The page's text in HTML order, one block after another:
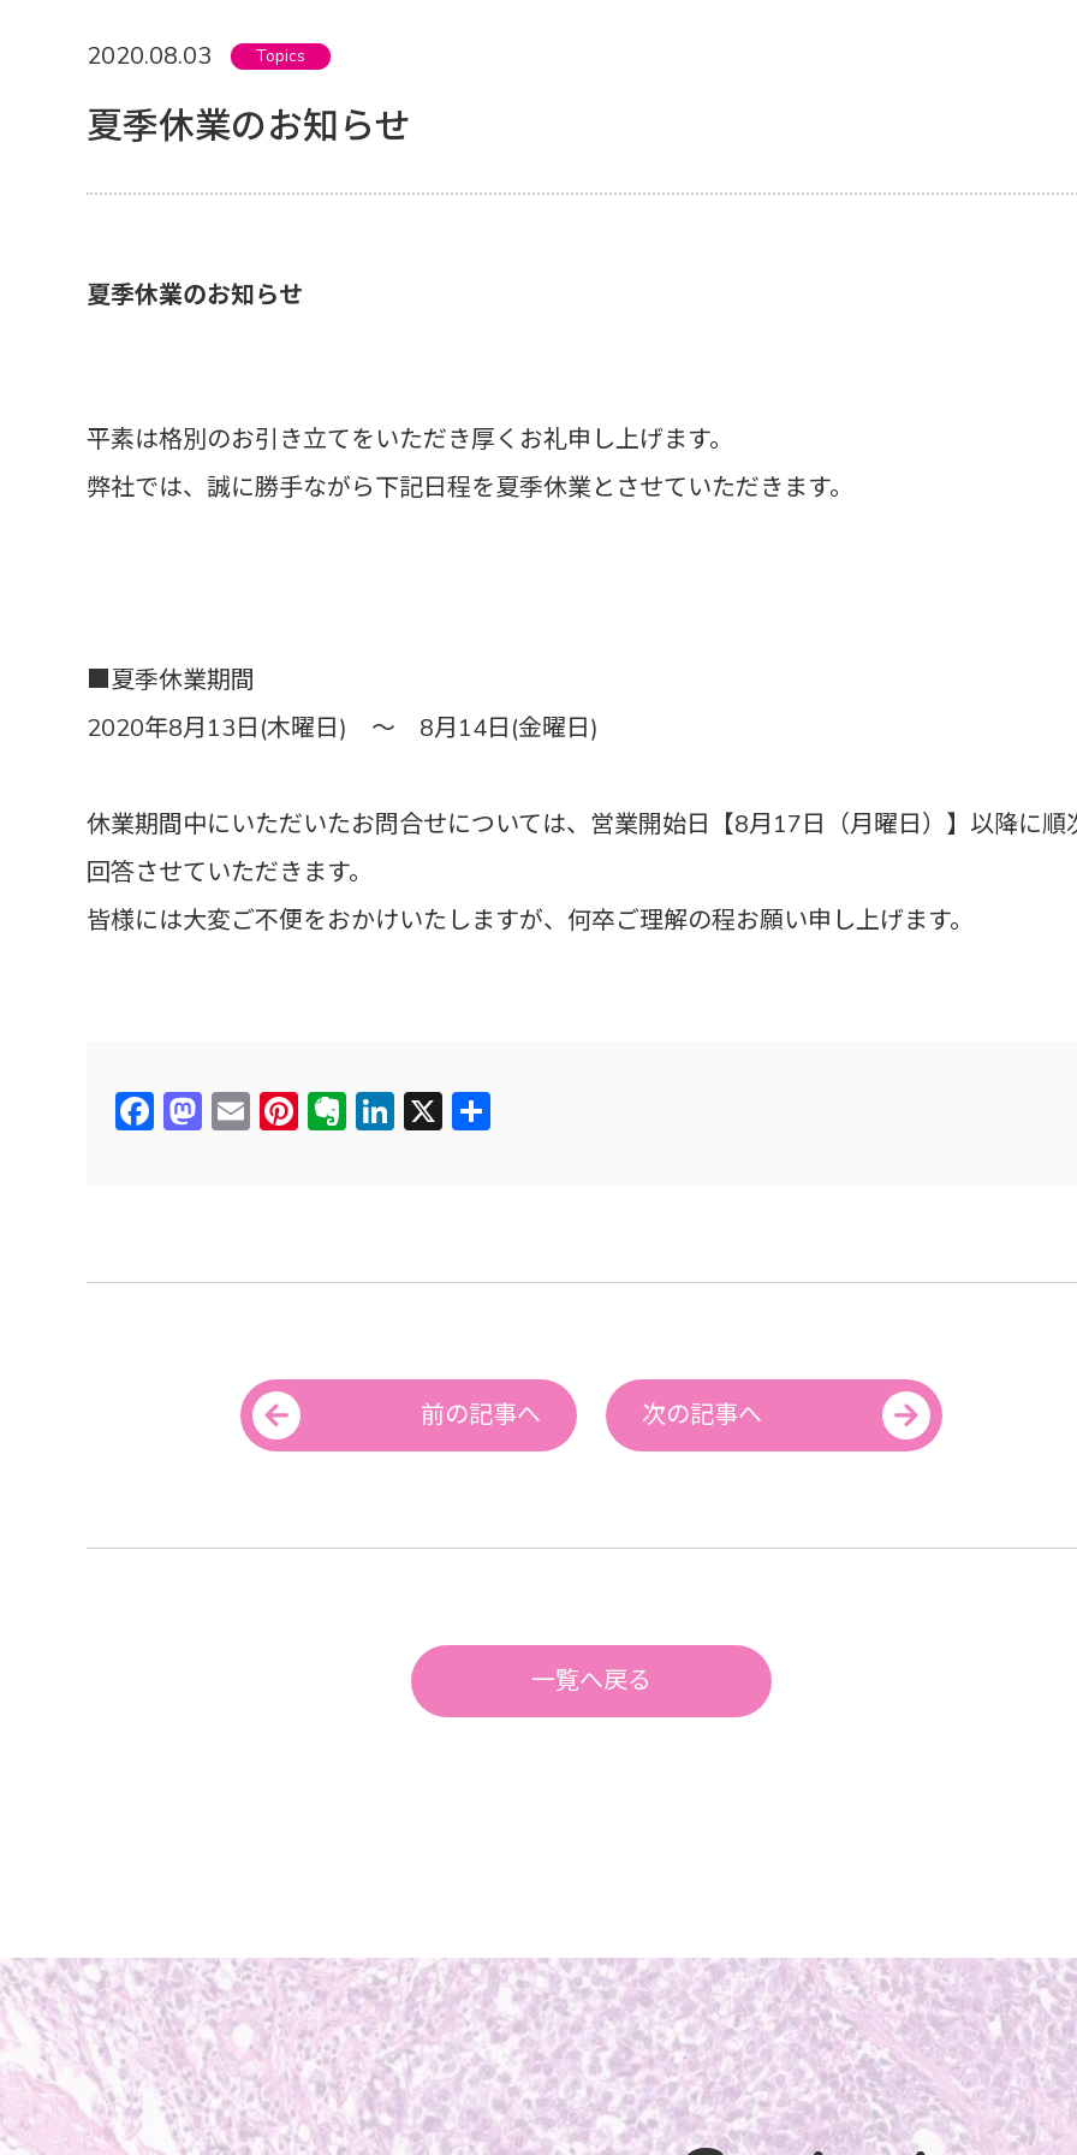
2020.08.03 Topics
夏季休業のお知らせ
夏季休業のお知らせ
平素は格別のお引き立てをいただき厚くお礼申し上げます。
弊社では、誠に勝手ながら下記日程を夏季休業とさせていただきます。
■夏季休業期間
2020年8月13日(木曜日) ～ 8月14日(金曜日)
休業期間中にいただいたお問合せについては、営業開始日【8月17日（月曜日）】以降に順
回答させていただきます。
皆様には大変ご不便をおかけいたしますが、何卒ご理解の程お願い申し上げます。
Facebook
Mastodon
EmailPinterest
Evernote
LinkedIn
X
前の記事へ 次の記事へ
一覧へ戻る